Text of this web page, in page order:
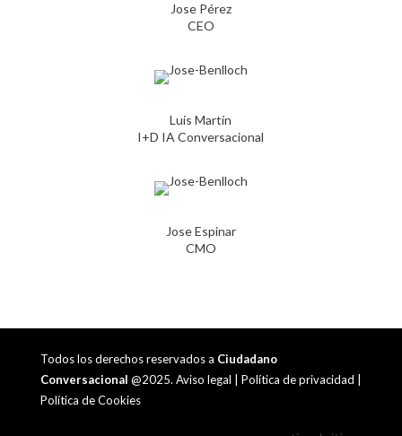
Jose Pérez
CEO
Luis Martín
I+D IA Conversacional
Jose Espinar
CMO
Todos los derechos reservados a Ciudadano
Conversacional @2025. Aviso legal Política de privacidad
Política de Cookies